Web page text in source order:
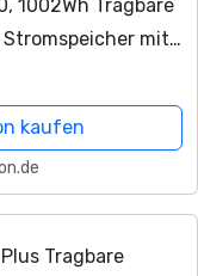
1002Wh Tragbare
mit
kaufen
Tragbare